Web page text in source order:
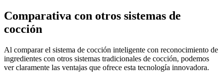
Comparativa con otros sistemas de
cocción
Al comparar el sistema de cocción inteligente con reconocimiento de
ingredientes con otros sistemas tradicionales de cocción, podemos
ver claramente las ventajas que ofrece esta tecnología innovadora.